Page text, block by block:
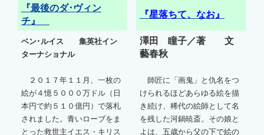
『最後のダ･ヴィン
チ』
『星落ちて、なお』
ベン･ルイス 集英社イン
ターナショナル
２０１７年１１月、一枚の
絵が４憶５０００万ドル（日
本円で約５１０億円）で落札
されました。青いローブをま
とった救世主イエス・キリス
澤田 瞳子／著 文
藝春秋
師匠に「画鬼」と仇名をつ
けられるほどあらゆる絵を描
き続け、稀代の絵師として名
を残した河鍋暁斎。その娘と
よは、五歳から父の下で絵の